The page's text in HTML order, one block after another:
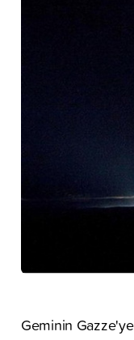
Geminin